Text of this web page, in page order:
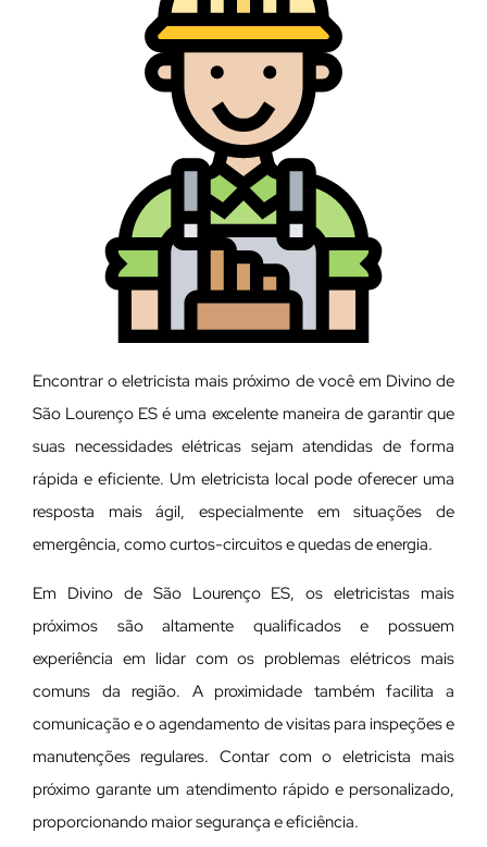
Encontrar o eletricista mais próximo de você em Divino de
São Lourenço ES é uma excelente maneira de garantir que
suas necessidades elétricas sejam atendidas de forma
rápida e eficiente. Um eletricista local pode oferecer uma
resposta mais ágil, especialmente em situações de
emergência, como curtos-circuitos e quedas de energia.
Em Divino de São Lourenço ES, os eletricistas mais
próximos são altamente qualificados e possuem
experiência em lidar com os problemas elétricos mais
comuns da região. A proximidade também facilita a
comunicação e o agendamento de visitas para inspeções e
manutenções regulares. Contar com o eletricista mais
próximo garante um atendimento rápido e personalizado,
proporcionando maior segurança e eficiência.